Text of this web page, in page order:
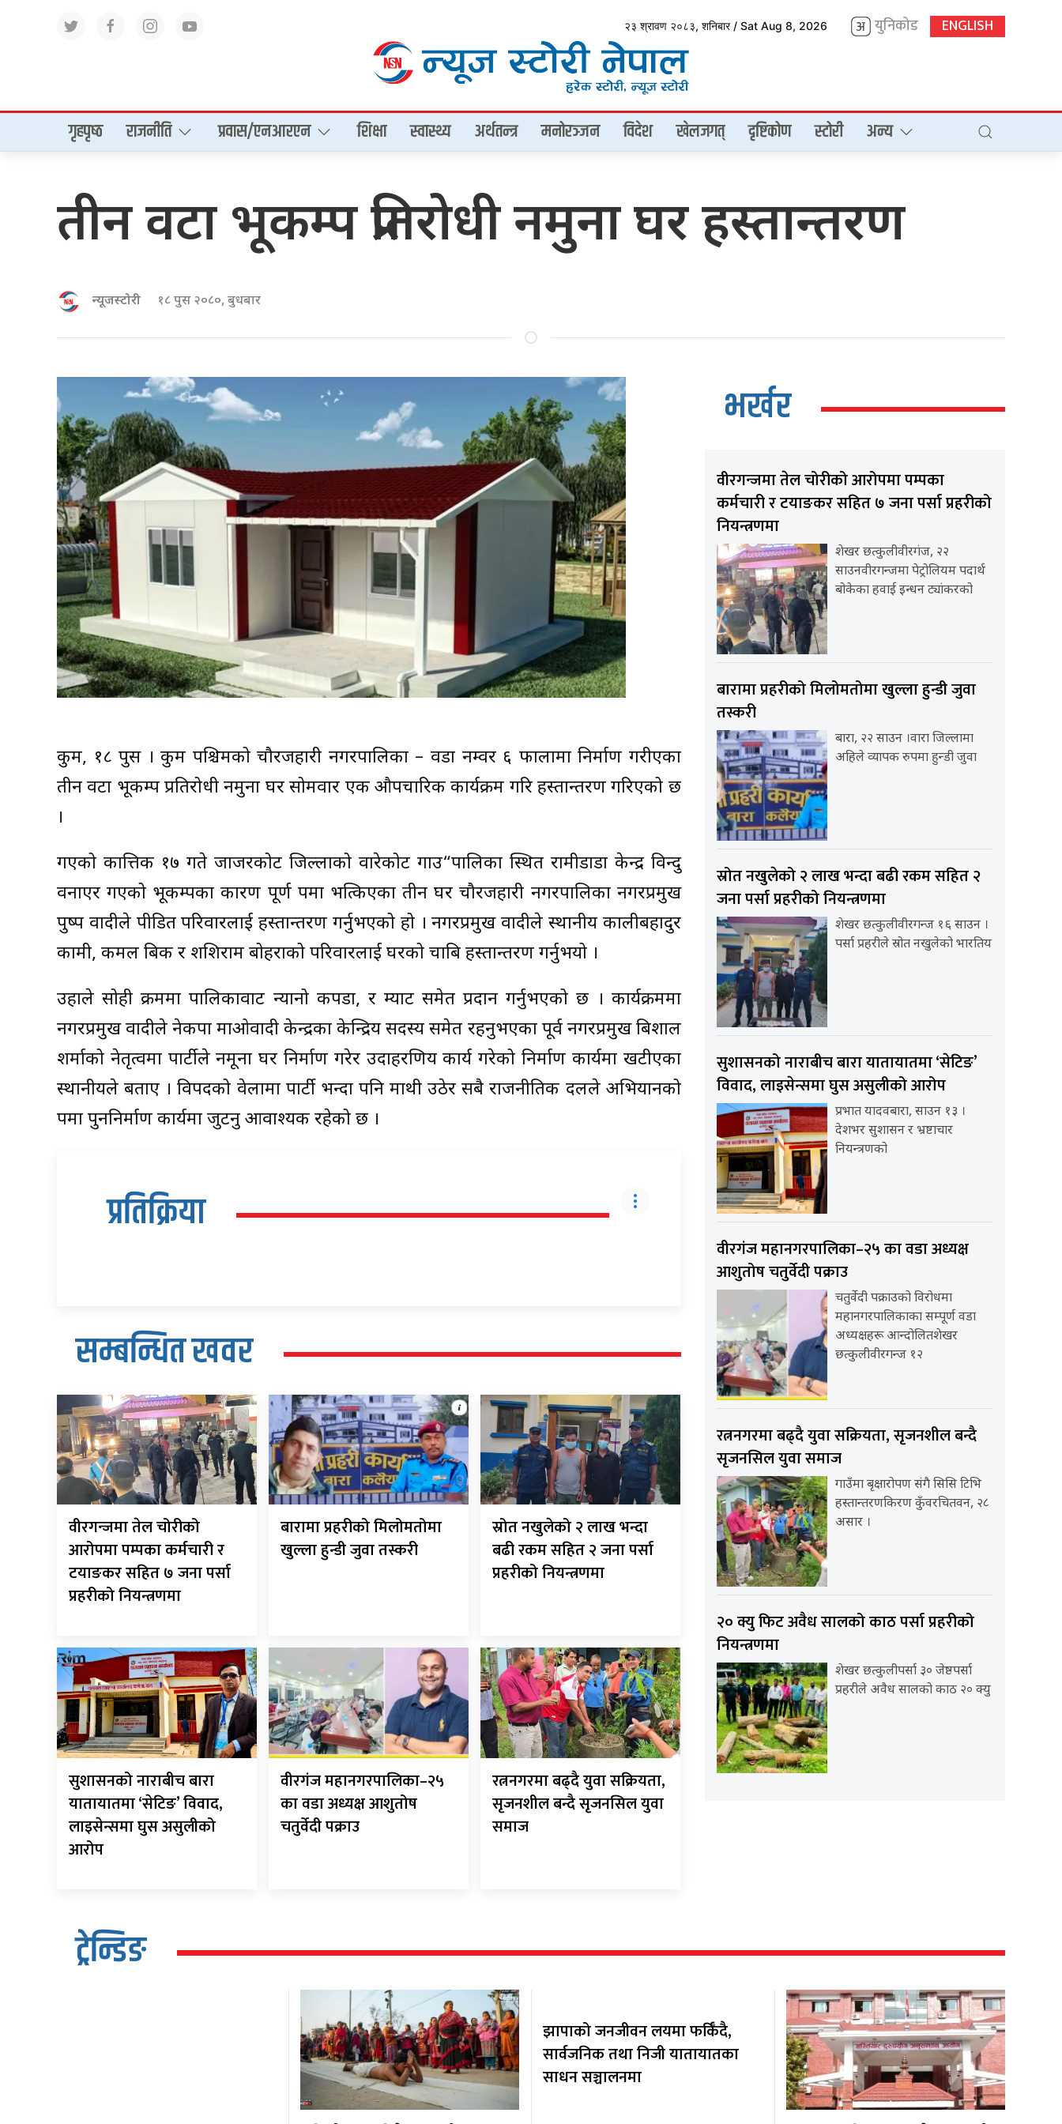
२३ श्रावण २०८३, शनिबार / Sat Aug 8, 2026 युनिकोड ENGLISH
गृहपृष्‍ठ राजनीति प्रवास/एनआरएन शिक्षा स्वास्थ्य अर्थतन्त्र मनोरञ्जन विदेश खेलजगत् दृष्टिकोण स्टोरी अन्य
तीन वटा भूकम्प प्रतिरोधी नमुना घर हस्तान्तरण
न्यूजस्टोरी १८ पुस २०८०, बुधबार
रुकुम, १८ पुस । रुकुम पश्चिमको चौरजहारी नगरपालिका – वडा नम्वर ६ फारुलामा निर्माण गरीएका
तीन वटा भूकम्प प्रतिरोधी नमुना घर सोमवार एक औपचारिक कार्यक्रम गरि हस्तान्तरण गरिएको छ
।
गएको कात्तिक १७ गते जाजरकोट जिल्लाको वारेकोट गाउ“पालिका स्थित रामीडाडा केन्द्र विन्दु
वनाएर गएको भूकम्पका कारण पूर्ण रुपमा भत्किएका तीन घर चौरजहारी नगरपालिका नगरप्रमुख
पुष्प वादीले पीडित परिवारलाई हस्तान्तरण गर्नुभएको हो । नगरप्रमुख वादीले स्थानीय कालीबहादुर
कामी, कमल बिक र शशिराम बोहराको परिवारलाई घरको चाबि हस्तान्तरण गर्नुभयो ।
उहाले सोही क्रममा पालिकावाट न्यानो कपडा, र म्याट समेत प्रदान गर्नुभएको छ । कार्यक्रममा
नगरप्रमुख वादीले नेकपा माओवादी केन्द्रका केन्द्रिय सदस्य समेत रहनुभएका पूर्व नगरप्रमुख बिशाल
शर्माको नेतृत्वमा पार्टीले नमूना घर निर्माण गरेर उदाहरणिय कार्य गरेको निर्माण कार्यमा खटीएका
स्थानीयले बताए । विपदको वेलामा पार्टी भन्दा पनि माथी उठेर सबै राजनीतिक दलले अभियानको
रुपमा पुननिर्माण कार्यमा जुटनु आवाश्यक रहेको छ ।
प्रतिक्रिया
सम्बन्धित खवर
वीरगन्जमा तेल चोरीको
आरोपमा पम्पका कर्मचारी र
टयाङकर सहित ७ जना पर्सा
प्रहरीको नियन्त्रणमा
बारामा प्रहरीको मिलोमतोमा
खुल्ला हुन्डी जुवा तस्करी
स्रोत नखुलेको २ लाख भन्दा
बढी रकम सहित २ जना पर्सा
प्रहरीको नियन्त्रणमा
सुशासनको नाराबीच बारा
यातायातमा ‘सेटिङ’ विवाद,
लाइसेन्समा घुस असुलीको
आरोप
वीरगंज महानगरपालिका–२५
का वडा अध्यक्ष आशुतोष
चतुर्वेदी पक्राउ
रत्ननगरमा बढ्दै युवा सक्रियता,
सृजनशील बन्दै सृजनसिल युवा
समाज
भर्खर
वीरगन्जमा तेल चोरीको आरोपमा पम्पका
कर्मचारी र टयाङकर सहित ७ जना पर्सा प्रहरीको
नियन्त्रणमा
शेखर छत्कुलीवीरगंज, २२
साउनवीरगन्जमा पेट्रोलियम पदार्थ
बोकेका हवाई इन्धन ट्यांकरको
बारामा प्रहरीको मिलोमतोमा खुल्ला हुन्डी जुवा
तस्करी
बारा, २२ साउन ।वारा जिल्लामा
अहिले व्यापक रुपमा हुन्डी जुवा
स्रोत नखुलेको २ लाख भन्दा बढी रकम सहित २
जना पर्सा प्रहरीको नियन्त्रणमा
शेखर छत्कुलीवीरगन्ज १६ साउन ।
पर्सा प्रहरीले स्रोत नखुलेको भारतिय
सुशासनको नाराबीच बारा यातायातमा ‘सेटिङ’
विवाद, लाइसेन्समा घुस असुलीको आरोप
प्रभात यादवबारा, साउन १३ ।
देशभर सुशासन र भ्रष्टाचार
नियन्त्रणको
वीरगंज महानगरपालिका–२५ का वडा अध्यक्ष
आशुतोष चतुर्वेदी पक्राउ
चतुर्वेदी पक्राउको विरोधमा
महानगरपालिकाका सम्पूर्ण वडा
अध्यक्षहरू आन्दोलितशेखर
छत्कुलीवीरगन्ज १२
रत्ननगरमा बढ्दै युवा सक्रियता, सृजनशील बन्दै
सृजनसिल युवा समाज
गाउँमा बृक्षारोपण संगै सिसि टिभि
हस्तान्तरणकिरण कुँवरचितवन, २८
असार ।
२० क्यु फिट अवैध सालको काठ पर्सा प्रहरीको
नियन्त्रणमा
शेखर छत्कुलीपर्सा ३० जेष्ठपर्सा
प्रहरीले अवैध सालको काठ २० क्यु
ट्रेन्डिङ
झापाको जनजीवन लयमा फर्किँदै,
सार्वजनिक तथा निजी यातायातका
साधन सञ्चालनमा